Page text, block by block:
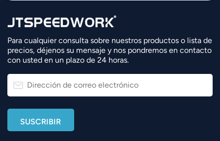
Para cualquier consulta sobre nuestros productos o lista de
precios, déjenos su mensaje y nos pondremos en contacto
con usted en un plazo de 24 horas.